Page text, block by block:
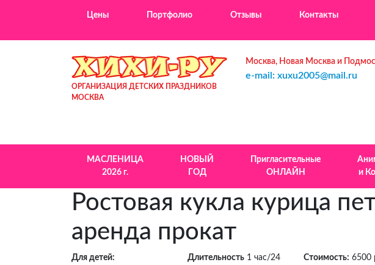
Цены Портфолио Отзывы Контакты
ОРГАНИЗАЦИЯ ДЕТСКИХ ПРАЗДНИКОВ
МОСКВА
Москва, Новая Москва и
e-mail: xuxu2005@mail.ru
МАСЛЕНИЦА
2026 г.
НОВЫЙ
ГОД
Пригласительные
ОНЛАЙН
и
Ростовая кукла курица
аренда прокат
Для детей: Длительность 1 час/24
Стоимость: 6500